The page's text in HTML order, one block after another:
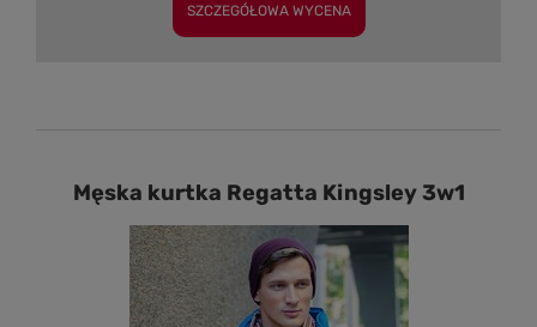
SZCZEGÓŁOWA WYCENA
Męska kurtka Regatta Kingsley 3w1